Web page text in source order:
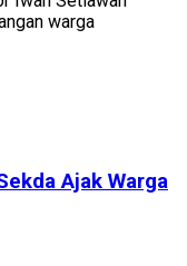
warga
Ajak Warga